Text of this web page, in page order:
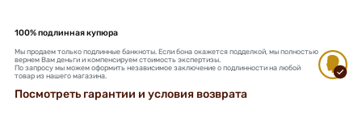
100% подлинная купюра
Мы продаем только подлинные банкноты. Если бона окажется подделкой, мы полностью
вернем Вам деньги и компенсируем стоимость экспертизы.
По запросу мы можем оформить независимое заключение о подлинности на любой
товар из нашего магазина.
Посмотреть гарантии и условия возврата